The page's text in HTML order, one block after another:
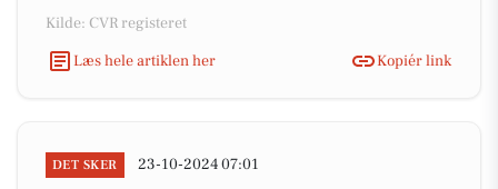
Kilde: CVR registeret
Læs hele artiklen her
Kopiér link
DET SKER 23-10-2024 07:01